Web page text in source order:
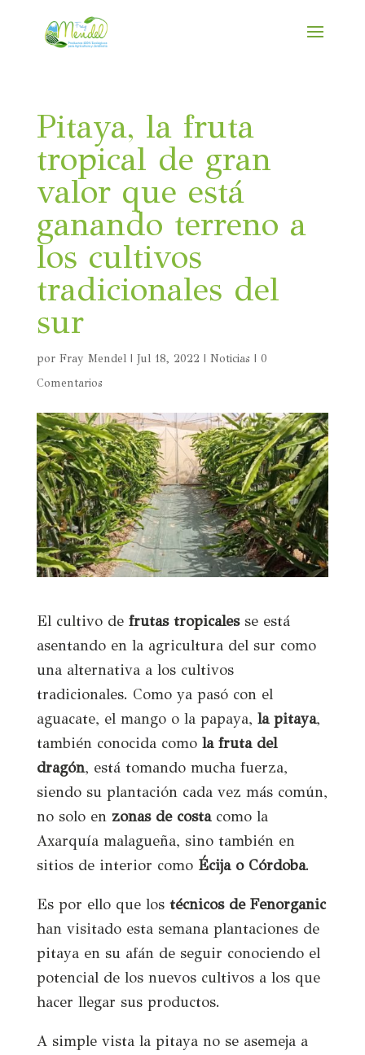
Pitaya, la fruta
tropical de gran
valor que está
ganando terreno a
los cultivos
tradicionales del
sur
por Fray Mendel| Jul 18, 2022 | Noticias | 0
Comentarios
El cultivo defrutas tropicalesse está
asentando en la agricultura del sur como
una alternativa a los cultivos
tradicionales. Como ya pasó con el
aguacate, el mango o la papaya, la pitaya,
también conocida como la fruta del
dragón, está tomando mucha fuerza,
siendo su plantación cada vez más común,
no solo en zonas de costacomo la
Axarquía malagueña, sino también en
sitios de interior comoÉcija o Córdoba.
Es por ello que los técnicos de Fenorganic
han visitado esta semana plantaciones de
pitaya en su afán de seguir conociendo el
potencial de los nuevos cultivos a los que
hacer llegar sus productos.
A simple vista la pitaya no se asemeja a